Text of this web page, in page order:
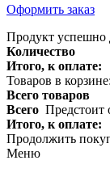
Оформить заказ
Продукт успешно
Количество
Итого, к оплате:
Товаров в корзине:
Всего товаров
Всего Предстоит
Итого, к оплате:
Продолжить
Меню